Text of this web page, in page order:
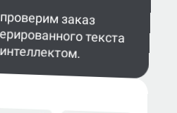
заказ
текста